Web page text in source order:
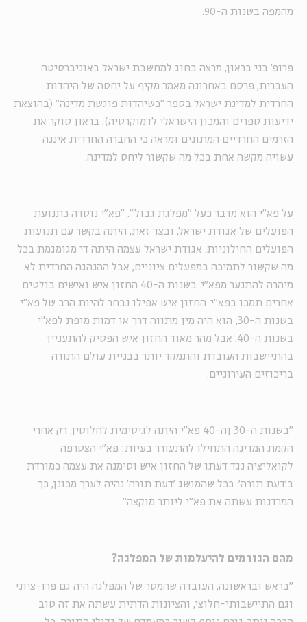
מהמפה בשנות ה-90.
פרופ' בני בראון, מרצה בחוג למחשבת ישראל באוניברסיטה
העברית, פרסם באחרונה מאמר מקיף על יחסה של היהדות
החרדית למדינת ישראל בספר "כשיהדות פוגשת מדינה" (בהוצאת
ידיעות ספרים והמכון הישראלי לדמוקרטיה). בראון סוקר את
הזרמים החרדיים המתונים ומראה כי החברה החרדית איננה
עשויה מקשה אחת בכל מה שקשור ליחס למדינה.
על פא"י הוא מדבר כעל "מפלגת גבול". "פא"י נוסדה כתנועת
הפועלים של אגודת ישראל, ובצד זאת, היתה בקשר עם תנועות
הפועלים החילוניות. אגודת ישראל עצמה היתה די מגומגמת בכל
מה שקשור לתמיכה במפעלים ציוניים, אבל ההנהגה החרדית לא
מיהרה להתנער מפא"י. בשנות ה-40 החזון איש ואישים בולטים
אחרים תמכו בפא"י. החזון איש אפילו נבחר להיות הרב של פא"י
בשנות ה-30; הוא היה מין מתווה דרך או דמות מופת לפא"י
בשנות ה-40. אבל מהר מאוד החזון איש הפסיק להתעניין
בהתיישבות העובדת והתמקד יותר בבניית עולם התורה
בריכוזים העירוניים.
"בשנות ה-30 ןה-40 פא"י היתה לגיטימית לחלוטין. רק אחרי
הקמת המדינה התחילו להתעורר בעיות: פא"י הצטרפה
לקואליציה נגד דעתו של החזון איש וסימנה את עצמה כמורדת
ב'דעת תורה'. ככל שהמושג 'דעת תורה' נהיה לערך מכונן, כך
המרדנות עשתה את פא"י ליותר מוקצה".
מהם הגורמים להיעלמות של המפלגה?
"בראש ובראשונה, העובדה שהמסר של המפלגה היה גם פרו-ציוני
וגם התיישבותי-חלוצי, והציונות הדתית עשתה את זה טוב